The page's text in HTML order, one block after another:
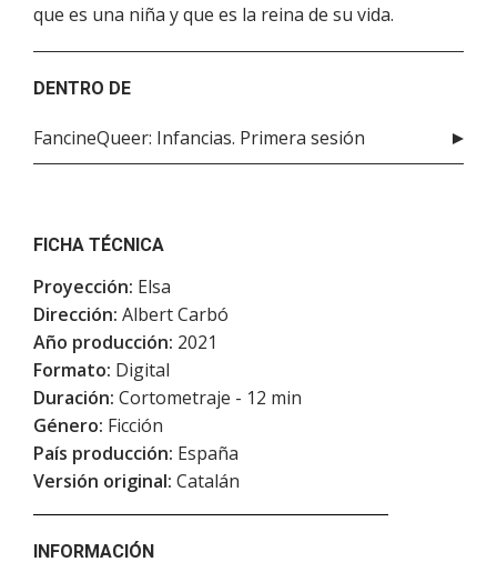
que es una niña y que es la reina de su vida.
DENTRO DE
FancineQueer: Infancias. Primera sesión
FICHA TÉCNICA
Proyección: Elsa
Dirección: Albert Carbó
Año producción: 2021
Formato: Digital
Duración: Cortometraje - 12 min
Género: Ficción
País producción: España
Versión original: Catalán
INFORMACIÓN